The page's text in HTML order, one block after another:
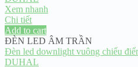
Xem nhanh
Chi tiết
Add to cart
ĐÈN LED ÂM TRẦN
Đèn led downlight vuông chiếu
DUHAL